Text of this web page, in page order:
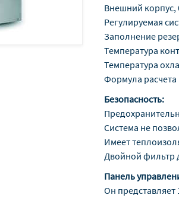
Внешний корпус,
Регулируемая
Заполнение
Температура
Температура
Формула расчета
Безопасность:
Система не
Имеет
Двойной фильтр
Панель
Он